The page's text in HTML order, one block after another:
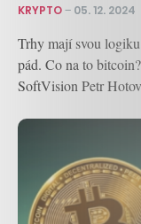
KRYPTO– 05. 12. 2024
Trhy mají svou
pád. Co na to
SoftVision Petr